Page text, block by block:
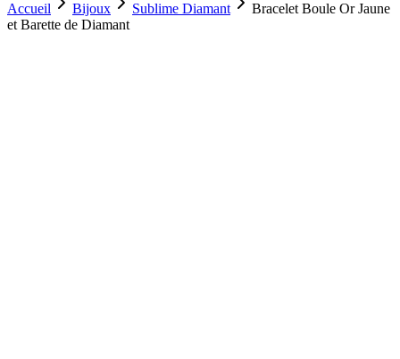
Accueil Bijoux Sublime Diamant
Bracelet Boule Or Jaune
et Barette de Diamant